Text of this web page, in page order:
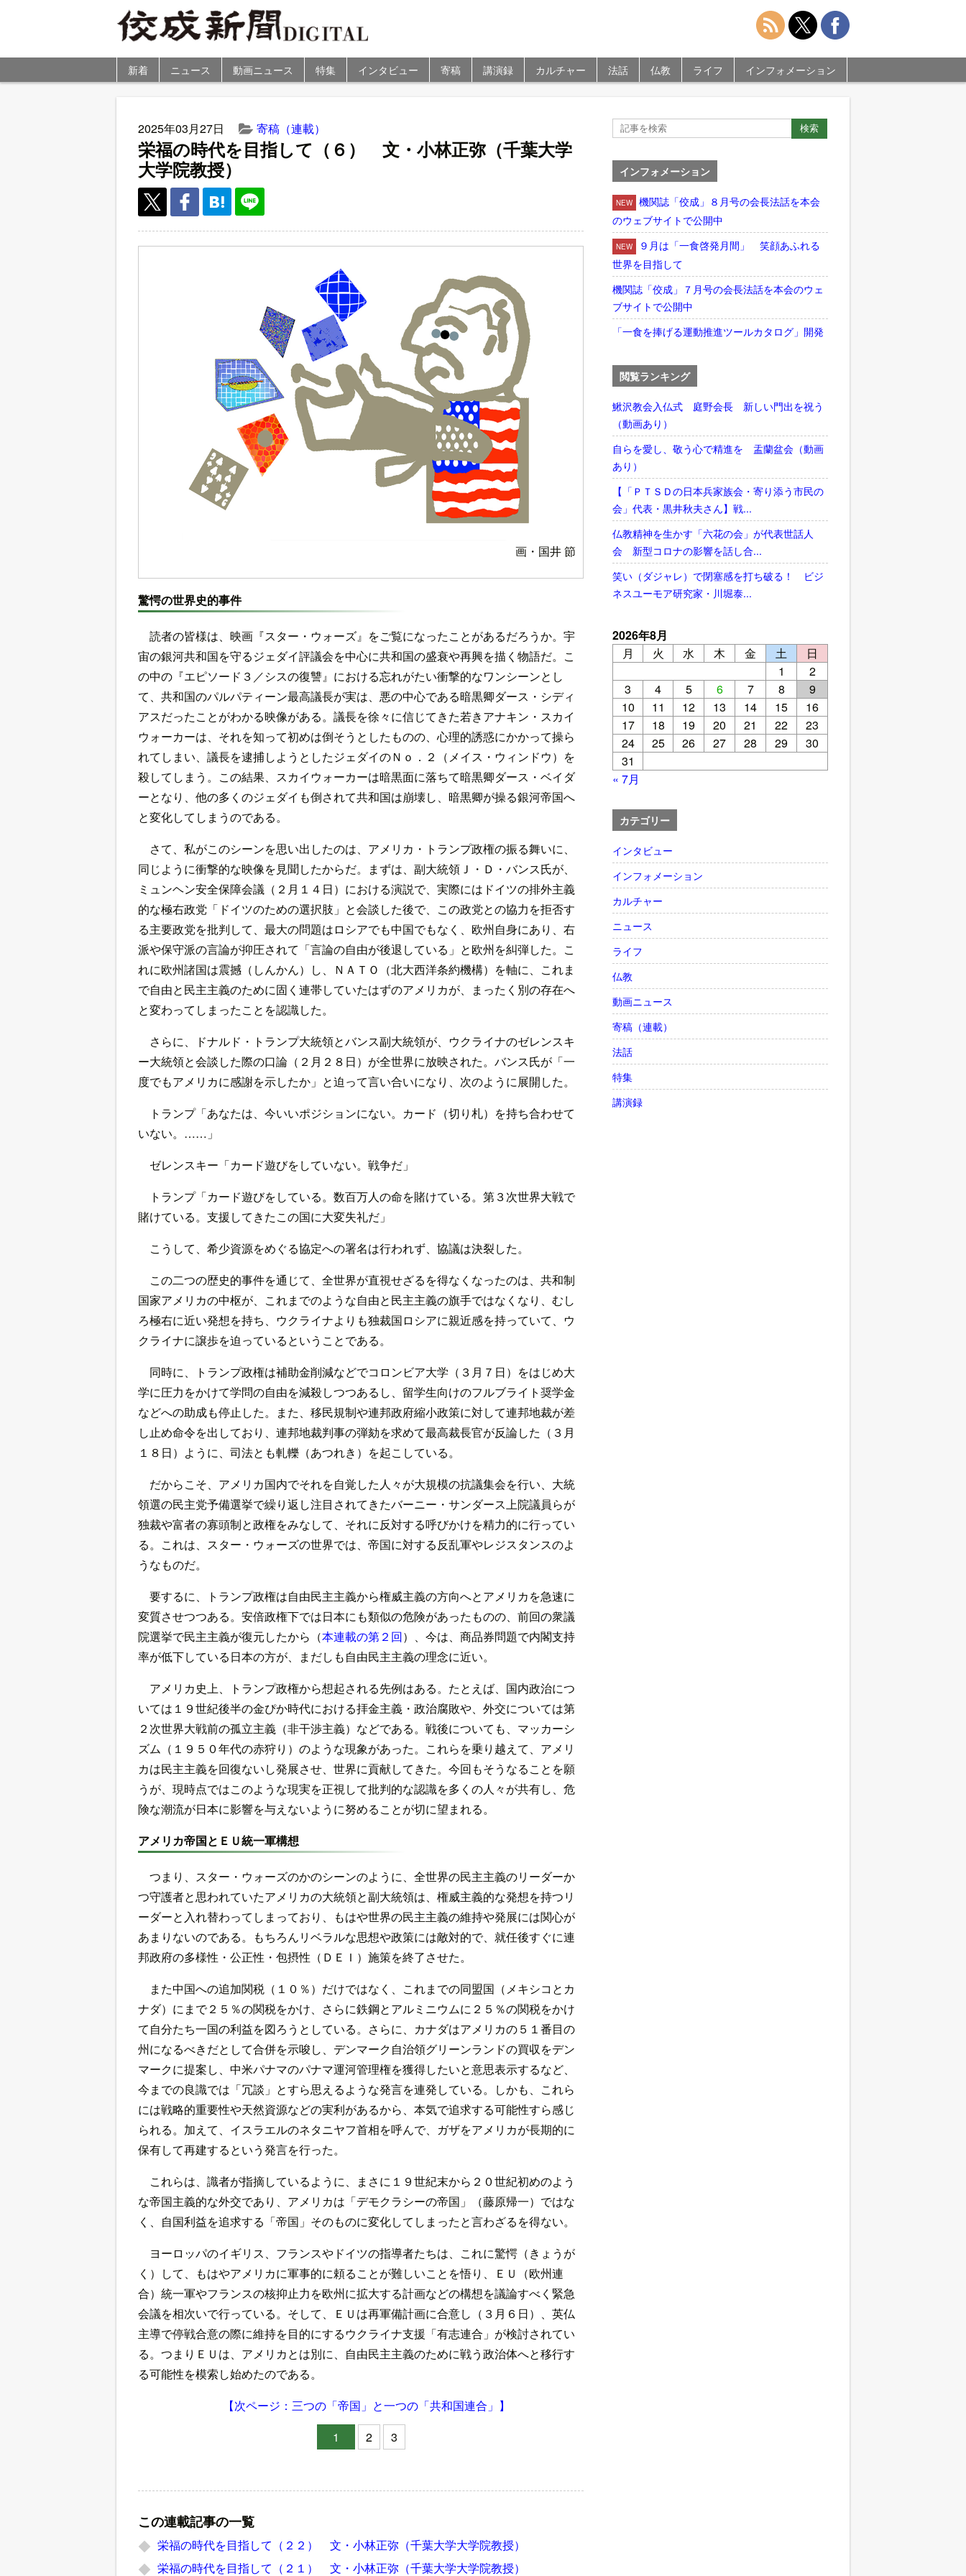
新着 ニュース 動画ニュース 特集 インタビュー 寄稿 講演録 カルチャー 法話 仏教 ライフ インフォメーション
2025年03月27日 寄稿（連載）
栄福の時代を目指して（６） 文・小林正弥（千葉大学
大学院教授）
画・国井 節
驚愕の世界史的事件
読者の皆様は、映画『スター・ウォーズ』をご覧になったことがあるだろうか。宇
宙の銀河共和国を守るジェダイ評議会を中心に共和国の盛衰や再興を描く物語だ。こ
の中の『エピソード３／シスの復讐』における忘れがたい衝撃的なワンシーンとし
て、共和国のパルパティーン最高議長が実は、悪の中心である暗黒卿ダース・シディ
アスだったことがわかる映像がある。議長を徐々に信じてきた若きアナキン・スカイ
ウォーカーは、それを知って初めは倒そうとしたものの、心理的誘惑にかかって操ら
れてしまい、議長を逮捕しようとしたジェダイのＮｏ．２（メイス・ウィンドウ）を
殺してしまう。この結果、スカイウォーカーは暗黒面に落ちて暗黒卿ダース・ベイダ
ーとなり、他の多くのジェダイも倒されて共和国は崩壊し、暗黒卿が操る銀河帝国へ
と変化してしまうのである。
さて、私がこのシーンを思い出したのは、アメリカ・トランプ政権の振る舞いに、
同じように衝撃的な映像を見聞したからだ。まずは、副大統領Ｊ・Ｄ・バンス氏が、
ミュンヘン安全保障会議（２月１４日）における演説で、実際にはドイツの排外主義
的な極右政党「ドイツのための選択肢」と会談した後で、この政党との協力を拒否す
る主要政党を批判して、最大の問題はロシアでも中国でもなく、欧州自身にあり、右
派や保守派の言論が抑圧されて「言論の自由が後退している」と欧州を糾弾した。こ
れに欧州諸国は震撼（しんかん）し、ＮＡＴＯ（北大西洋条約機構）を軸に、これま
で自由と民主主義のために固く連帯していたはずのアメリカが、まったく別の存在へ
と変わってしまったことを認識した。
さらに、ドナルド・トランプ大統領とバンス副大統領が、ウクライナのゼレンスキ
ー大統領と会談した際の口論（２月２８日）が全世界に放映された。バンス氏が「一
度でもアメリカに感謝を示したか」と迫って言い合いになり、次のように展開した。
トランプ「あなたは、今いいポジションにない。カード（切り札）を持ち合わせて
いない。……」
ゼレンスキー「カード遊びをしていない。戦争だ」
トランプ「カード遊びをしている。数百万人の命を賭けている。第３次世界大戦で
賭けている。支援してきたこの国に大変失礼だ」
こうして、希少資源をめぐる協定への署名は行われず、協議は決裂した。
この二つの歴史的事件を通じて、全世界が直視せざるを得なくなったのは、共和制
国家アメリカの中枢が、これまでのような自由と民主主義の旗手ではなくなり、むし
ろ極右に近い発想を持ち、ウクライナよりも独裁国ロシアに親近感を持っていて、ウ
クライナに譲歩を迫っているということである。
同時に、トランプ政権は補助金削減などでコロンビア大学（３月７日）をはじめ大
学に圧力をかけて学問の自由を減殺しつつあるし、留学生向けのフルブライト奨学金
などへの助成も停止した。また、移民規制や連邦政府縮小政策に対して連邦地裁が差
し止め命令を出しており、連邦地裁判事の弾劾を求めて最高裁長官が反論した（３月
１８日）ように、司法とも軋轢（あつれき）を起こしている。
だからこそ、アメリカ国内でそれを自覚した人々が大規模の抗議集会を行い、大統
領選の民主党予備選挙で繰り返し注目されてきたバーニー・サンダース上院議員らが
独裁や富者の寡頭制と政権をみなして、それに反対する呼びかけを精力的に行ってい
る。これは、スター・ウォーズの世界では、帝国に対する反乱軍やレジスタンスのよ
うなものだ。
要するに、トランプ政権は自由民主主義から権威主義の方向へとアメリカを急速に
変質させつつある。安倍政権下では日本にも類似の危険があったものの、前回の衆議
院選挙で民主主義が復元したから（本連載の第２回）、今は、商品券問題で内閣支持
率が低下している日本の方が、まだしも自由民主主義の理念に近い。
アメリカ史上、トランプ政権から想起される先例はある。たとえば、国内政治につ
いては１９世紀後半の金ぴか時代における拝金主義・政治腐敗や、外交については第
２次世界大戦前の孤立主義（非干渉主義）などである。戦後についても、マッカーシ
ズム（１９５０年代の赤狩り）のような現象があった。これらを乗り越えて、アメリ
カは民主主義を回復ないし発展させ、世界に貢献してきた。今回もそうなることを願
うが、現時点ではこのような現実を正視して批判的な認識を多くの人々が共有し、危
険な潮流が日本に影響を与えないように努めることが切に望まれる。
アメリカ帝国とＥＵ統一軍構想
つまり、スター・ウォーズのかのシーンのように、全世界の民主主義のリーダーか
つ守護者と思われていたアメリカの大統領と副大統領は、権威主義的な発想を持つリ
ーダーと入れ替わってしまっており、もはや世界の民主主義の維持や発展には関心が
あまりないのである。もちろんリベラルな思想や政策には敵対的で、就任後すぐに連
邦政府の多様性・公正性・包摂性（ＤＥＩ）施策を終了させた。
また中国への追加関税（１０％）だけではなく、これまでの同盟国（メキシコとカ
ナダ）にまで２５％の関税をかけ、さらに鉄鋼とアルミニウムに２５％の関税をかけ
て自分たち一国の利益を図ろうとしている。さらに、カナダはアメリカの５１番目の
州になるべきだとして合併を示唆し、デンマーク自治領グリーンランドの買収をデン
マークに提案し、中米パナマのパナマ運河管理権を獲得したいと意思表示するなど、
今までの良識では「冗談」とすら思えるような発言を連発している。しかも、これら
には戦略的重要性や天然資源などの実利があるから、本気で追求する可能性すら感じ
られる。加えて、イスラエルのネタニヤフ首相を呼んで、ガザをアメリカが長期的に
保有して再建するという発言を行った。
これらは、識者が指摘しているように、まさに１９世紀末から２０世紀初めのよう
な帝国主義的な外交であり、アメリカは「デモクラシーの帝国」（藤原帰一）ではな
く、自国利益を追求する「帝国」そのものに変化してしまったと言わざるを得ない。
ヨーロッパのイギリス、フランスやドイツの指導者たちは、これに驚愕（きょうが
く）して、もはやアメリカに軍事的に頼ることが難しいことを悟り、ＥＵ（欧州連
合）統一軍やフランスの核抑止力を欧州に拡大する計画などの構想を議論すべく緊急
会議を相次いで行っている。そして、ＥＵは再軍備計画に合意し（３月６日）、英仏
主導で停戦合意の際に維持を目的にするウクライナ支援「有志連合」が検討されてい
る。つまりＥＵは、アメリカとは別に、自由民主主義のために戦う政治体へと移行す
る可能性を模索し始めたのである。
【次ページ：三つの「帝国」と一つの「共和国連合」】
1
2 3
この連載記事の一覧
栄福の時代を目指して（２２） 文・小林正弥（千葉大学大学院教授）
栄福の時代を目指して（２１） 文・小林正弥（千葉大学大学院教授）
インフォメーション
NEW
機関誌「佼成」８月号の会長法話を本会
のウェブサイトで公開中
NEW
９月は「一食啓発月間」 笑顔あふれる
世界を目指して
機関誌「佼成」７月号の会長法話を本会のウェ
ブサイトで公開中
「一食を捧げる運動推進ツールカタログ」開発
閲覧ランキング
鰍沢教会入仏式 庭野会長 新しい門出を祝う
（動画あり）
自らを愛し、敬う心で精進を 盂蘭盆会（動画
あり）
【「ＰＴＳＤの日本兵家族会・寄り添う市民の
会」代表・黒井秋夫さん】戦...
仏教精神を生かす「六花の会」が代表世話人
会 新型コロナの影響を話し合...
笑い（ダジャレ）で閉塞感を打ち破る！ ビジ
ネスユーモア研究家・川堀泰...
2026年8月
月
火 水 木 金 土
日
1
2
3
4 5 6 7 8
9
10
11 12 13 14 15
16
17
18 19 20 21 22
23
24
25 26 27 28 29
30
31
« 7月
カテゴリー
インタビュー
インフォメーション
カルチャー
ニュース
ライフ
仏教
動画ニュース
寄稿（連載）
法話
特集
講演録